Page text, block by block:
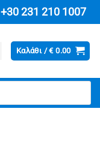
+30 231 210 1007
Καλάθι /€0.00